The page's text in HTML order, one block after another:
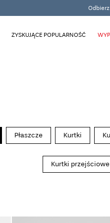
ZYSKUJĄCE POPULARNOŚĆ
Płaszcze Kurtki
Kurtki przejściowe